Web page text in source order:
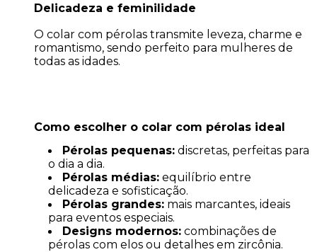
Delicadeza e feminilidade
O colar com pérolas transmite leveza, charme e
romantismo, sendo perfeito para mulheres de
todas as idades.
Como escolher o colar com pérolas ideal
Pérolas pequenas: discretas, perfeitas para
o dia a dia.
Pérolas médias: equilíbrio entre
delicadeza e sofisticação.
Pérolas grandes: mais marcantes, ideais
para eventos especiais.
Designs modernos: combinações de
pérolas com elos ou detalhes em zircônia.